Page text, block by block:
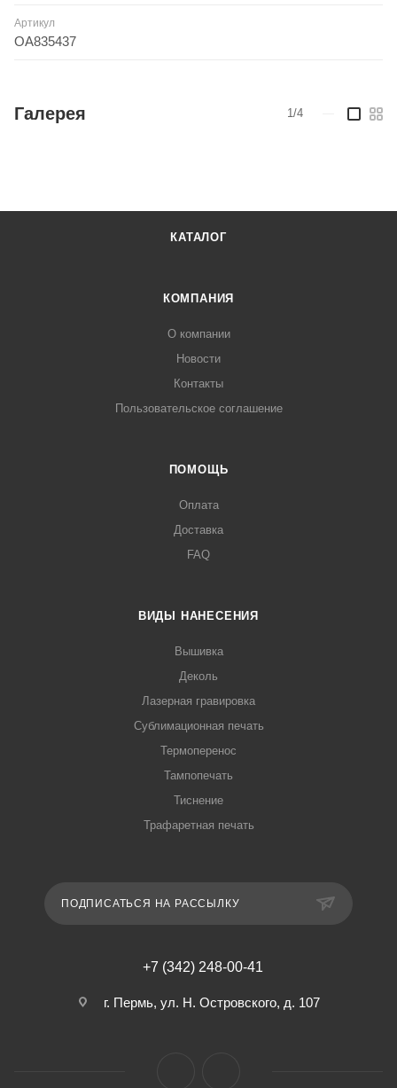
Артикул
OA835437
Галерея 1/4
КАТАЛОГ
КОМПАНИЯ
О компании
Новости
Контакты
Пользовательское соглашение
ПОМОЩЬ
Оплата
Доставка
FAQ
ВИДЫ НАНЕСЕНИЯ
Вышивка
Деколь
Лазерная гравировка
Сублимационная печать
Термоперенос
Тампопечать
Тиснение
Трафаретная печать
ПОДПИСАТЬСЯ НА РАССЫЛКУ
+7 (342) 248-00-41
г. Пермь, ул. Н. Островского, д. 107